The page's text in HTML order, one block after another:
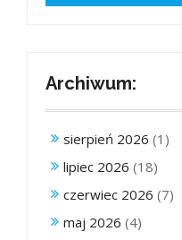
Archiwum:
sierpień 2026 (1)
lipiec 2026 (18)
czerwiec 2026 (7)
maj 2026 (4)